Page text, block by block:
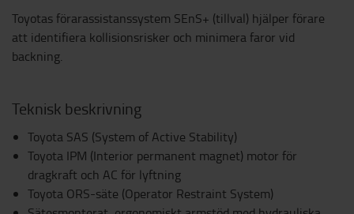
Toyotas förarassistanssystem SEnS+ (tillval) hjälper förare
att identifiera kollisionsrisker och minimera faror vid
backning.
Teknisk beskrivning
Toyota SAS (System of Active Stability)
Toyota IPM (Interior permanent magnet) motor för
dragkraft och AC för lyftning
Toyota ORS-säte (Operator Restraint System)